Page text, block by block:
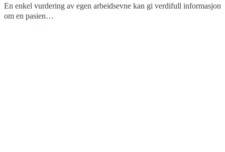
En enkel vurdering av egen arbeidsevne kan gi verdifull informasjon
om en pasien…